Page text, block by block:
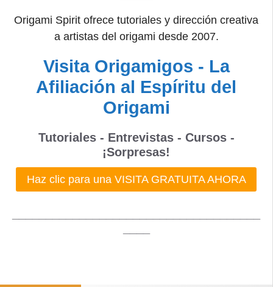
Origami Spirit ofrece tutoriales y dirección creativa
a artistas del origami desde 2007.
Visita Origamigos - La
Afiliación al Espíritu del
Origami
Tutoriales - Entrevistas - Cursos -
¡Sorpresas!
Haz clic para una VISITA GRATUITA AHORA